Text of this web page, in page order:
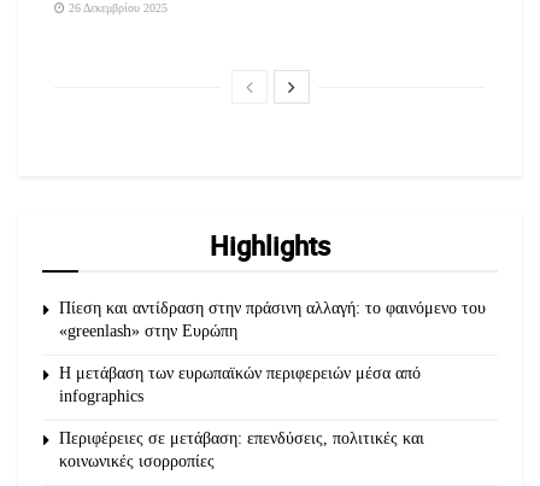
26 Δεκεμβρίου 2025
Highlights
Πίεση και αντίδραση στην πράσινη αλλαγή: το φαινόμενο του
«greenlash» στην Ευρώπη
Η μετάβαση των ευρωπαϊκών περιφερειών μέσα από
infographics
Περιφέρειες σε μετάβαση: επενδύσεις, πολιτικές και
κοινωνικές ισορροπίες